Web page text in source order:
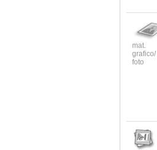
mat.
grafico/
foto